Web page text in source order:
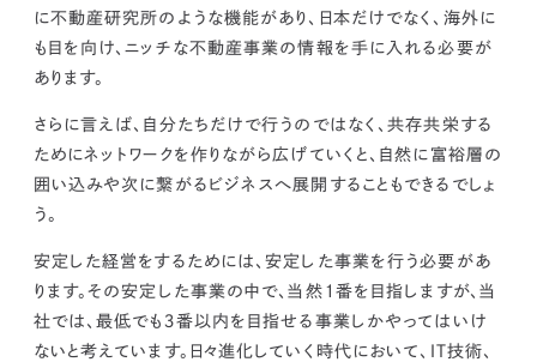
に不動産研究所のような機能があり、日本だけでなく、海外に
も目を向け、ニッチな不動産事業の情報を手に入れる必要が
あります。
さらに言えば、自分たちだけで行うのではなく、共存共栄する
ためにネットワークを作りながら広げていくと、自然に富裕層の
囲い込みや次に繋がるビジネスへ展開することもできるでしょ
う。
安定した経営をするためには、安定した事業を行う必要があ
ります。その安定した事業の中で、当然１番を目指しますが、当
社では、最低でも３番以内を目指せる事業しかやってはいけ
ないと考えています。 日々進化していく時代において、ＩＴ技術、